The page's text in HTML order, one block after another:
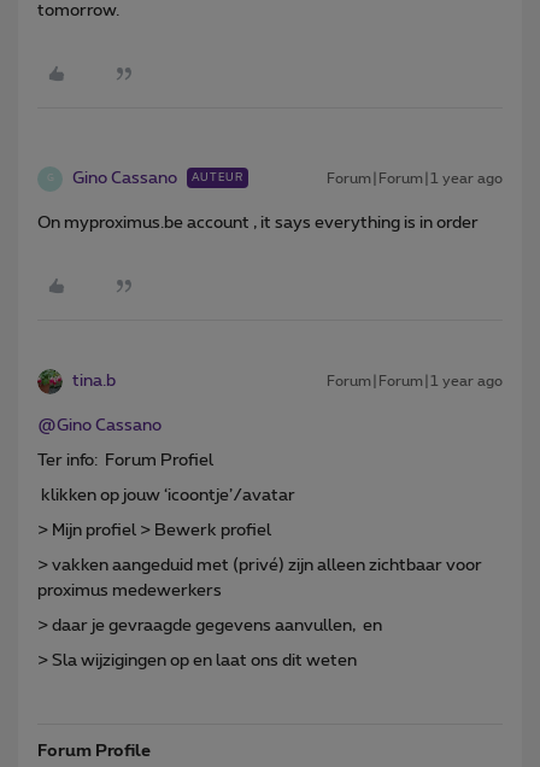
tomorrow.
G Gino Cassano AUTEUR Forum|Forum|1 year ago
On myproximus.be account , it says everything is in order
tina.b Forum|Forum|1 year ago
@Gino Cassano
Ter info: Forum Profiel
klikken op jouw ‘icoontje’/avatar
> Mijn profiel > Bewerk profiel
> vakken aangeduid met (privé) zijn alleen zichtbaar voor
proximus medewerkers
> daar je gevraagde gegevens aanvullen, en
> Sla wijzigingen op en laat ons dit weten
Forum Profile